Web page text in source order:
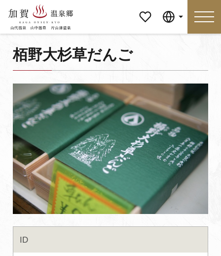
ージ
特集 おすすめの過ごし方
見どころ 食べる
おみやげ イベント
泊まる
マイページ
Language
栢野大杉草だんご
ID